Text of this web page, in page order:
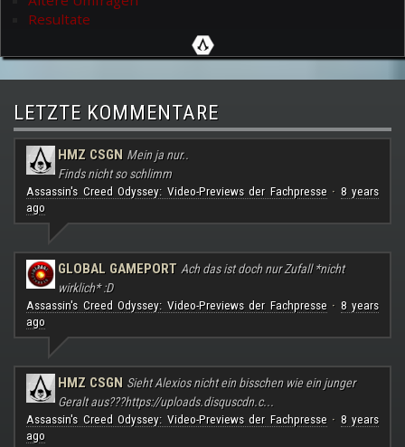
Resultate
LETZTE KOMMENTARE
HMZ CSGN Mein ja nur..
Finds nicht so schlimm
Assassin's Creed Odyssey: Video-Previews der Fachpresse· 8 years
ago
GLOBAL GAMEPORT Ach das ist doch nur Zufall *nicht
wirklich* :D
Assassin's Creed Odyssey: Video-Previews der Fachpresse· 8 years
ago
HMZ CSGN Sieht Alexios nicht ein bisschen wie ein junger
Geralt aus???https://uploads.disquscdn.c...
Assassin's Creed Odyssey: Video-Previews der Fachpresse· 8 years
ago